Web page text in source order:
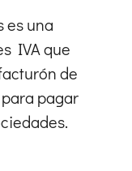
es una
IVA que
de
pagar